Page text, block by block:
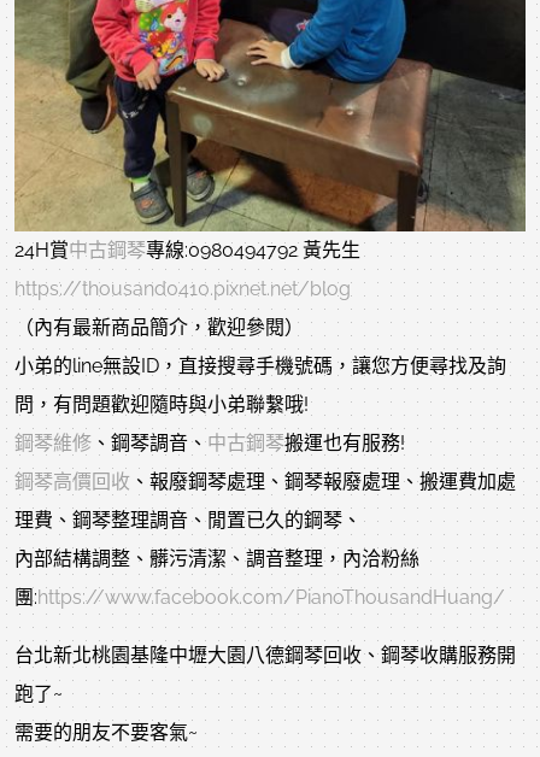
24H賞中古鋼琴專線:0980494792 黃先生
https://thousand0410.pixnet.net/blog
（內有最新商品簡介，歡迎參閱）
小弟的line無設ID，直接搜尋手機號碼，讓您方便尋找及詢
問，有問題歡迎隨時與小弟聯繫哦!
鋼琴維修 、鋼琴調音、中古鋼琴搬運也有服務!
鋼琴高價回收 、報廢鋼琴處理、鋼琴報廢處理、搬運費加處
理費、鋼琴整理調音、閒置已久的鋼琴、
內部結構調整、髒污清潔、調音整理，內洽粉絲
團:https://www.facebook.com/PianoThousandHuang/
台北新北桃園基隆中壢大園八德鋼琴回收、鋼琴收購服務開
跑了~
需要的朋友不要客氣~